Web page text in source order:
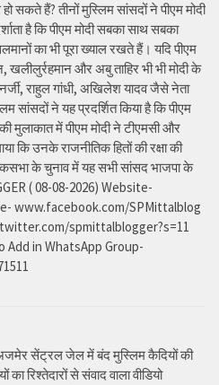
सकते हैं? तीनों मुस्लिम सांसदों ने पीएम मोदी
है कि पीएम मोदी सबका साथ सबका
का भी पूरा ख्याल रखते हैं। यदि पीएम
खलीलुर्रहमान और अबु ताहिर भी भी मोदी के
राहुल गांधी, अखिलेश यादव जैसे नेता
सांसदों ने यह प्रदर्शित किया है कि पीएम
मुलाकात में पीएम मोदी ने टीएमसी और
कि उनके राजनीतिक हितों की रक्षा की
के चुनाव में यह सभी सांसद भाजपा के
( 08-08-2026) Website-
www.facebook.com/SPMittalblog
spmittalblogger?s=11
in WhatsApp Group-
सेंट्रल जेल में बंद मुस्लिम कैदियों की
रिश्तेदारों से संवाद वाला वीडियो